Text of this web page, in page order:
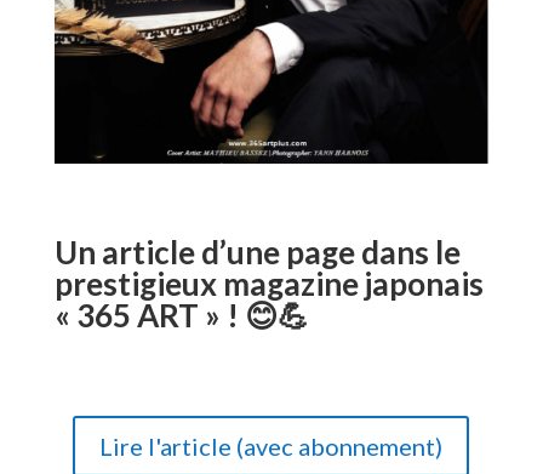
Un article d’une page dans le
prestigieux magazine japonais
« 365 ART » ! 😊💪
Lire l'article (avec abonnement)